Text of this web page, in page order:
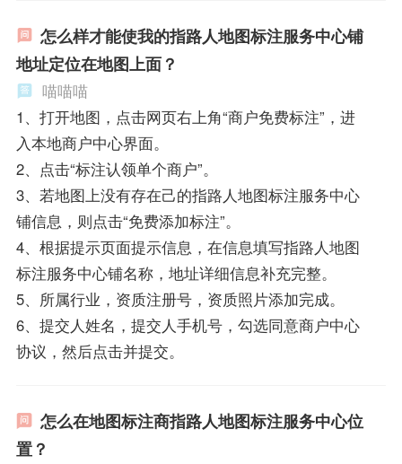
怎么样才能使我的指路人地图标注服务中心铺
地址定位在地图上面？
喵喵喵
1、打开地图，点击网页右上角“商户免费标注”，进
入本地商户中心界面。
2、点击“标注认领单个商户”。
3、若地图上没有存在己的指路人地图标注服务中心
铺信息，则点击“免费添加标注”。
4、根据提示页面提示信息，在信息填写指路人地图
标注服务中心铺名称，地址详细信息补充完整。
5、所属行业，资质注册号，资质照片添加完成。
6、提交人姓名，提交人手机号，勾选同意商户中心
协议，然后点击并提交。
怎么在地图标注商指路人地图标注服务中心位
置？